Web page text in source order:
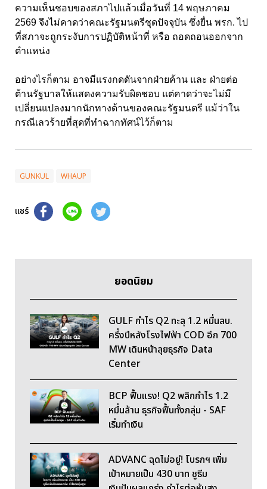
ความเห็นชอบของสภาไปแล้วเมื่อวันที่ 14 พฤษภาคม
2569 จึงไม่คาดว่าคณะรัฐมนตรีชุดปัจจุบัน ซึ่งยื่น พรก. ไป
ที่สภาจะถูกระงับการปฏิบัติหน้าที่ หรือ ถอดถอนออกจาก
ตำแหน่ง
อย่างไรก็ตาม อาจมีแรงกดดันจากฝ่ายค้าน และ ฝ่ายต่อ
ต้านรัฐบาลให้แสดงความรับผิดชอบ แต่คาดว่าจะไม่มี
เปลี่ยนแปลงมากนักทางด้านของคณะรัฐมนตรี แม้ว่าใน
กรณีเลวร้ายที่สุดที่ทำฉากทัศน์ไว้ก็ตาม
GUNKUL WHAUP
แชร์
ยอดนิยม
GULF กำไร Q2 ทะลุ 1.2 หมื่นลบ.
ครึ่งปีหลังโรงไฟฟ้า COD อีก 700
MW เดินหน้าลุยธุรกิจ Data
Center
BCP ฟื้นแรง! Q2 พลิกกำไร 1.2
หมื่นล้าน ธุรกิจฟื้นทั้งกลุ่ม - SAF
เริ่มทำเงิน
ADVANC ฉุดไม่อยู่! โบรกฯ เพิ่ม
เป้าหมายเป็น 430 บาท ชูธีม